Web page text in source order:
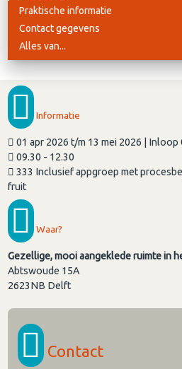
Praktische informatie
Contact gegevens
Alles van...
Informatie
01 apr 2026 t/m 13 mei 2026 |
09.30 - 12.30
333 Inclusief appgroep met
fruit
Waar?
Gezellige, mooi aangeklede ruimte in
Abtswoude 15A
2623NB Delft
Contact